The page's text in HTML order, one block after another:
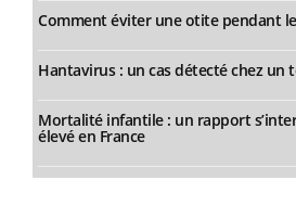
Comment éviter une otite pendant
Hantavirus : un cas détecté chez un
Mortalité infantile : un rapport
élevé en France